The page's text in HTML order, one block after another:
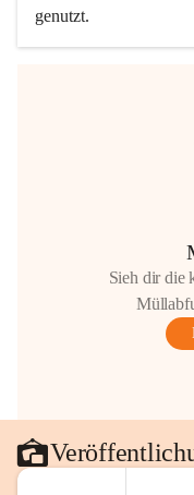
genutzt.
Sieh dir die